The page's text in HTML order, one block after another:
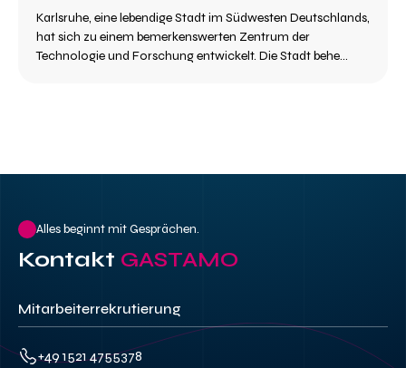
Karlsruhe, eine lebendige Stadt im Südwesten Deutschlands,
hat sich zu einem bemerkenswerten Zentrum der
Technologie und Forschung entwickelt. Die Stadt behe...
Alles beginnt mit Gesprächen.
Kontakt GASTAMO
Mitarbeiterrekrutierung
+49 1521 4755378